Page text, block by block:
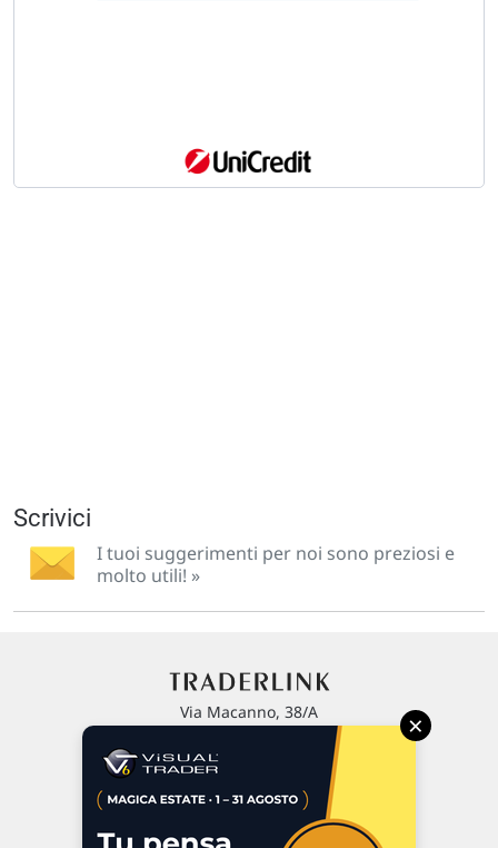
Scrivici
I tuoi suggerimenti per noi sono preziosi e
molto utili! »
Via Macanno, 38/A
P.IVA 02 452 460 401
×